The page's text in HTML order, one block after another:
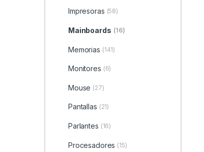
Impresoras (58)
Mainboards (16)
Memorias (141)
Monitores (6)
Mouse (27)
Pantallas (21)
Parlantes (16)
Procesadores (15)